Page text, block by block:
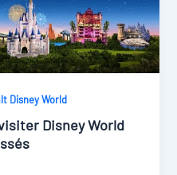
Disney World
Disney World